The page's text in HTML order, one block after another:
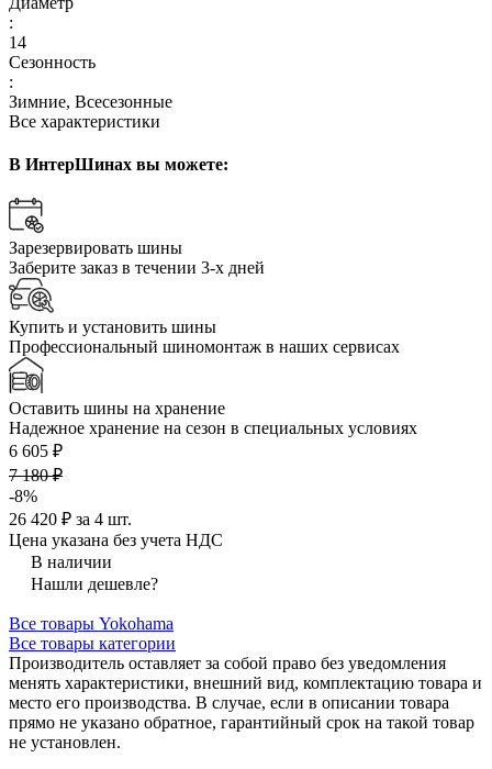
:
14
Сезонность
:
Зимние, Всесезонные
Все характеристики
В ИнтерШинах вы можете:
Зарезервировать шины
Заберите заказ в течении 3-х дней
Купить и установить шины
Профессиональный шиномонтаж в наших сервисах
Оставить шины на хранение
Надежное хранение на сезон в специальных условиях
6 605 ₽
7 180 ₽
-8%
26 420 ₽ за 4 шт.
Цена указана без учета НДС
В наличии
Нашли дешевле?
Все товары Yokohama
Все товары категории
Производитель оставляет за собой право без уведомления
менять характеристики, внешний вид, комплектацию товара и
место его производства. В случае, если в описании товара
прямо не указано обратное, гарантийный срок на такой товар
не установлен.